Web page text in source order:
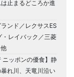
止まるどころか進
ンド／レクサスES
・レイバック／三菱
ニッポンの優食】静
れ川、天竜川沿い